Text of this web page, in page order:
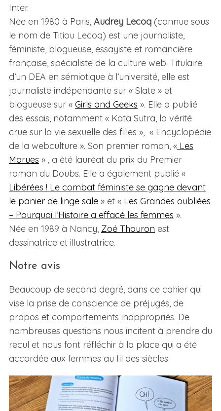
Inter.
Née en 1980 à Paris, Audrey Lecoq(connue sous
le nom de Titiou Lecoq) est une journaliste,
féministe, blogueuse, essayiste et romancière
française, spécialiste de la culture web. Titulaire
d’un DEA en sémiotique à l’université, elle est
journaliste indépendante sur « Slate » et
blogueuse sur « Girls and Geeks ». Elle a publié
des essais, notamment « Kata Sutra, la vérité
crue sur la vie sexuelle des filles », « Encyclopédie
de la webculture ». Son premier roman, «Les
Morues » , a été lauréat du prix du Premier
roman du Doubs. Elle a également publié «
Libérées ! Le combat féministe se gagne devant
le panier de linge sale » et « Les Grandes oubliées
– Pourquoi l’Histoire a effacé les femmes ».
Née en 1989 à Nancy, Zoé Thouron est
dessinatrice et illustratrice.
Notre avis
Beaucoup de second degré, dans ce cahier qui
vise la prise de conscience de préjugés, de
propos et comportements inappropriés. De
nombreuses questions nous incitent à prendre du
recul et nous font réfléchir à la place qui a été
accordée aux femmes au fil des siècles.